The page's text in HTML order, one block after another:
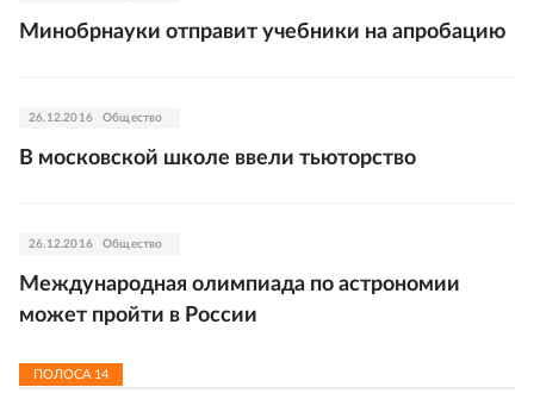
Минобрнауки отправит учебники на апробацию
26.12.2016 Общество
В московской школе ввели тьюторство
26.12.2016 Общество
Международная олимпиада по астрономии
может пройти в России
ПОЛОСА 14